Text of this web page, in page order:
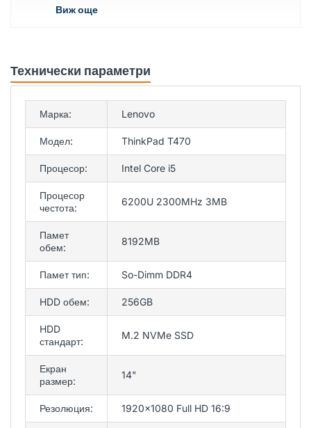
Виж още
Технически параметри
Марка: Lenovo
Модел: ThinkPad T470
Процесор: Intel Core i5
Процесор
честота:
6200U 2300MHz 3MB
Памет
обем:
8192MB
Памет тип: So-Dimm DDR4
HDD обем: 256GB
HDD
стандарт:
M.2 NVMe SSD
Екран
размер:
14"
Резолюция: 1920x1080 Full HD 16:9